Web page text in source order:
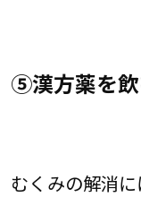
⑤漢方薬を
むくみの解消